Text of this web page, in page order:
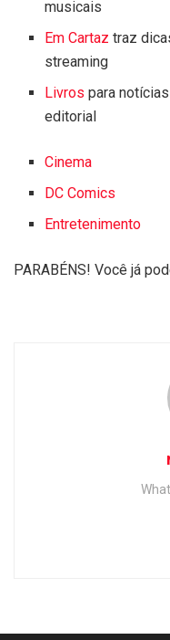
musicais
Em Cartaz traz
streaming
Livros para
editorial
Cinema
DC Comics
Entretenimento
PARABÉNS! Você já